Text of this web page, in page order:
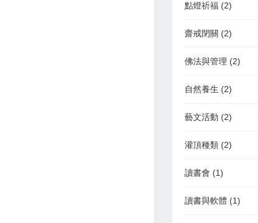
點燈祈福 (2)
齋戒閉關 (2)
佛法與管理 (2)
自然養生 (2)
藝文活動 (2)
灌頂種類 (2)
讀書會 (1)
讀書與軟體 (1)